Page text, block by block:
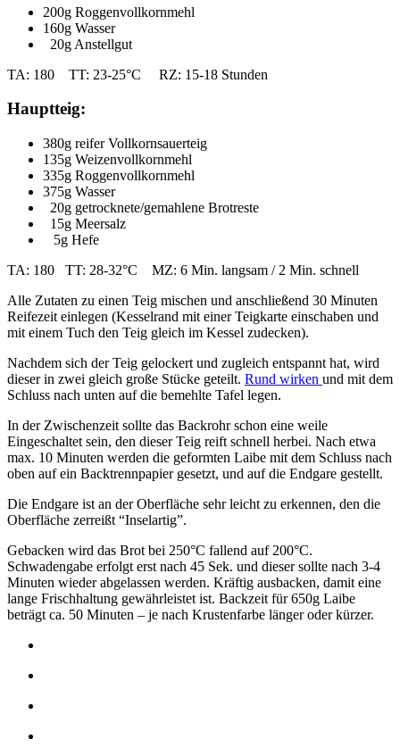
200g Roggenvollkornmehl
160g Wasser
20g Anstellgut
TA: 180 TT: 23-25°C RZ: 15-18 Stunden
Hauptteig:
380g reifer Vollkornsauerteig
135g Weizenvollkornmehl
335g Roggenvollkornmehl
375g Wasser
20g getrocknete/gemahlene Brotreste
15g Meersalz
5g Hefe
TA: 180 TT: 28-32°C MZ: 6 Min. langsam / 2 Min. schnell
Alle Zutaten zu einen Teig mischen und anschließend 30 Minuten
Reifezeit einlegen (Kesselrand mit einer Teigkarte einschaben und
mit einem Tuch den Teig gleich im Kessel zudecken).
Nachdem sich der Teig gelockert und zugleich entspannt hat, wird
dieser in zwei gleich große Stücke geteilt. Rund wirken und mit dem
Schluss nach unten auf die bemehlte Tafel legen.
In der Zwischenzeit sollte das Backrohr schon eine weile
Eingeschaltet sein, den dieser Teig reift schnell herbei. Nach etwa
max. 10 Minuten werden die geformten Laibe mit dem Schluss nach
oben auf ein Backtrennpapier gesetzt, und auf die Endgare gestellt.
Die Endgare ist an der Oberfläche sehr leicht zu erkennen, den die
Oberfläche zerreißt “Inselartig”.
Gebacken wird das Brot bei 250°C fallend auf 200°C.
Schwadengabe erfolgt erst nach 45 Sek. und dieser sollte nach 3-4
Minuten wieder abgelassen werden. Kräftig ausbacken, damit eine
lange Frischhaltung gewährleistet ist. Backzeit für 650g Laibe
beträgt ca. 50 Minuten – je nach Krustenfarbe länger oder kürzer.